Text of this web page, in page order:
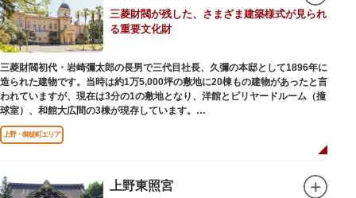
三菱財閥が残した、さまざま建築様式が見られ
る重要文化財
三菱財閥初代・岩崎彌太郎の長男で三代目社長、久彌の本邸として1896年に
造られた建物です。当時は約1万5,000坪の敷地に20棟もの建物があったと言
われていますが、現在は3分の1の敷地となり、洋館とビリヤードルーム（撞
球室）、和館大広間の3棟が現存しています。
【洋館】
鹿鳴館の建築家として知られるジョサイア・コンドルによって設計された西
ています。
上野・御徒町エリア
上野東照宮